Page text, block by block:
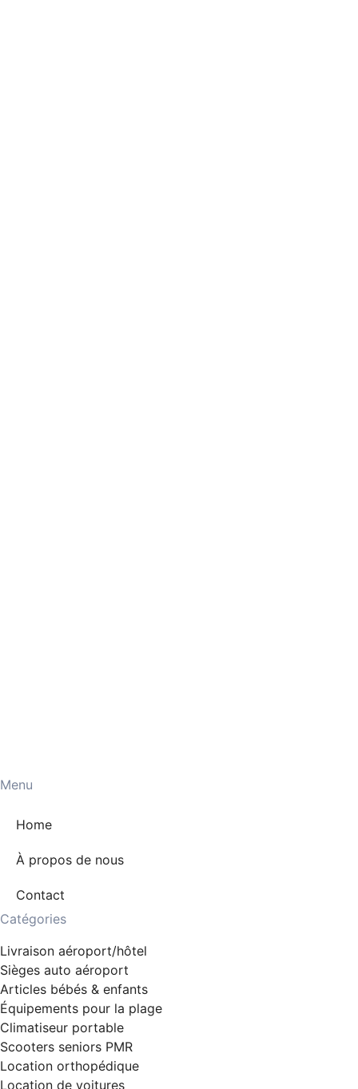
Menu
Home
À propos de nous
Contact
Catégories
Livraison aéroport/hôtel
Sièges auto aéroport
Articles bébés & enfants
Équipements pour la plage
Climatiseur portable
Scooters seniors PMR
Location orthopédique
Location de voitures